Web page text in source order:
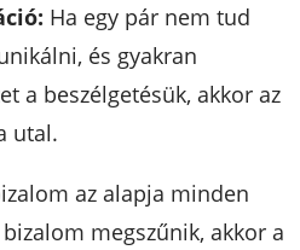
Ha egy pár nem tud
és gyakran
a beszélgetésük, akkor az
utal.
az alapja minden
megszűnik, akkor a